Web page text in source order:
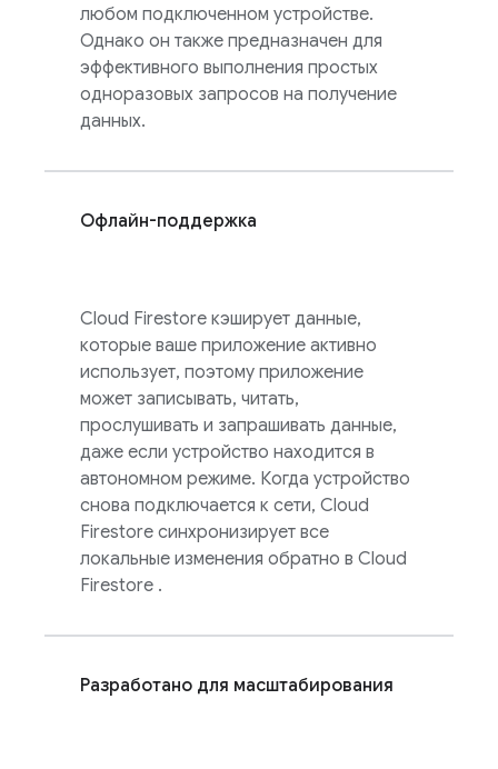
любом подключенном устройстве.
Однако он также предназначен для
эффективного выполнения простых
одноразовых запросов на получение
данных.
Офлайн-поддержка
Cloud Firestore кэширует данные,
которые ваше приложение активно
использует, поэтому приложение
может записывать, читать,
прослушивать и запрашивать данные,
даже если устройство находится в
автономном режиме. Когда устройство
снова подключается к сети, Cloud
Firestore синхронизирует все
локальные изменения обратно в Cloud
Firestore .
Разработано для масштабирования